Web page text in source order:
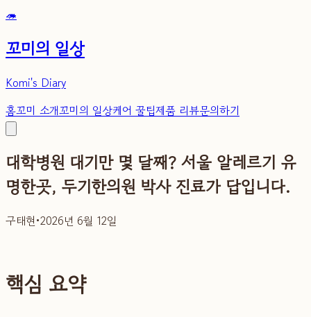
🦔
꼬미의 일상
Komi's Diary
홈꼬미 소개꼬미의 일상케어 꿀팁제품 리뷰문의하기
대학병원 대기만 몇 달째? 서울 알레르기 유
명한곳, 두기한의원 박사 진료가 답입니다.
구태현•2026년 6월 12일
핵심 요약